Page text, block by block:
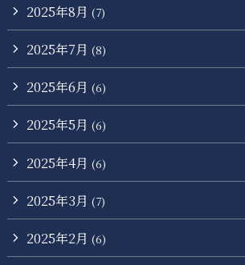
2025年8月 (7)
2025年7月 (8)
2025年6月 (6)
2025年5月 (6)
2025年4月 (6)
2025年3月 (7)
2025年2月 (6)